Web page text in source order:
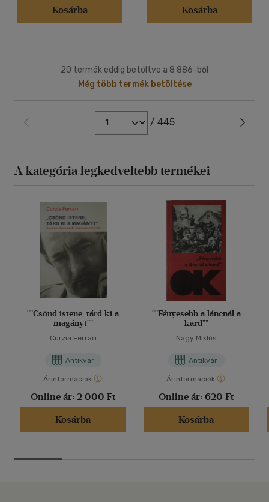
Kosárba
Kosárba
20 termék eddig betöltve a 8 886-ből
Még több termék betöltése
/ 445
A kategória legkedveltebb termékei
""Csönd istene, tárd ki a
magányt""
Curzia Ferrari
Antikvár
Árinformációk
Online ár: 2 000 Ft
Kosárba
""Fényesebb a láncnál a
kard""
Nagy Miklós
Antikvár
Árinformációk
Online ár: 620 Ft
Kosárba